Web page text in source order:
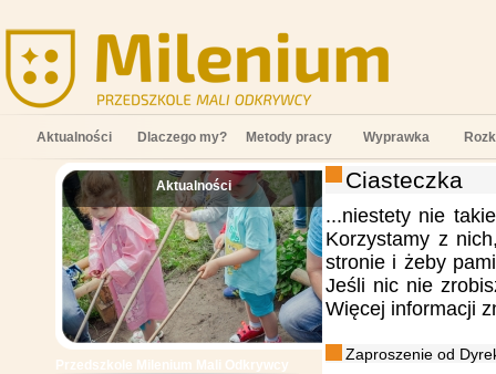
Aktualności Dlaczego my? Metody pracy Wyprawka
Aktualności
Przedszkole Milenium Mali Odkrywcy
Ciasteczka
...niestety nie
Korzystamy z
stronie i żeby
Jeśli nic nie
Więcej informacji
Zaproszenie od